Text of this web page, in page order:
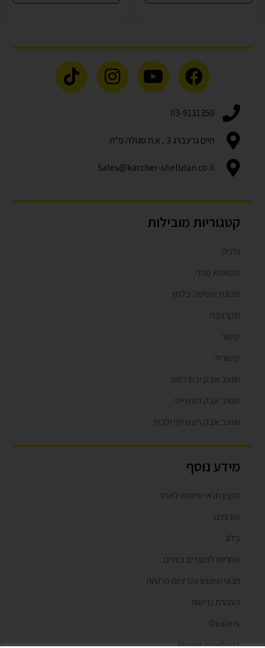
03-9131350
חיים גרינברג 3 , א.ת סגולה פ"ת
Sales@karcher-shelldan.co.il
קטגוריות מובילות
גרניק
מטאטא מכני
מכונת שטיפה בלחץ
מקרצפת
קיטור
קיטורית
שואב אבק יבש רטוב
שואב אבק תעשייתי
שואב אבק תעשייתי ולבית
מידע נוסף
תקנון תנאי שימוש לאתר
אודותינו
בלוג
אחריות למוצרים ביתיים
תנאי שימוש ומדיניות פרטיות
הצהרת נגישות
Dealers
Home products